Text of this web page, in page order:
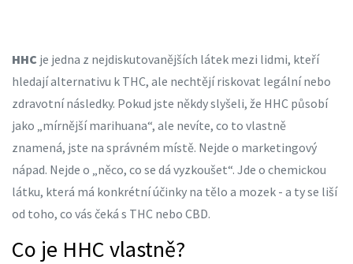
HHC je jedna z nejdiskutovanějších látek mezi lidmi, kteří
hledají alternativu k THC, ale nechtějí riskovat legální nebo
zdravotní následky. Pokud jste někdy slyšeli, že HHC působí
jako „mírnější marihuana“, ale nevíte, co to vlastně
znamená, jste na správném místě. Nejde o marketingový
nápad. Nejde o „něco, co se dá vyzkoušet“. Jde o chemickou
látku, která má konkrétní účinky na tělo a mozek - a ty se liší
od toho, co vás čeká s THC nebo CBD.
Co je HHC vlastně?